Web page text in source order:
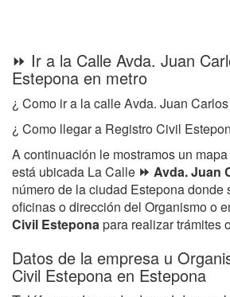
⏩ Ir a la Calle Avda. Juan
Estepona en metro
¿ Como ir a la calle Avda. Juan
¿ Como llegar a Registro Civil
A continuación le mostramos un
está ubicada La Calle ⏩ Avda. Juan
número de la ciudad Estepona donde
oficinas o dirección del Organismo o
Civil Esteponapara realizar trámites
Datos de la empresa u
Civil Estepona en Estepona